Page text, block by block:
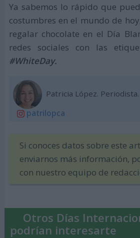
Ya sabemos lo rápido que
costumbres en el mundo de
regalar chocolate en el Día
redes sociales con las
#WhiteDay.
Patricia López. Periodista.
patrilopca
Si conoces datos sobre este
enviarnos más información,
con nuestro equipo de
Otros Días
podrían interesarte